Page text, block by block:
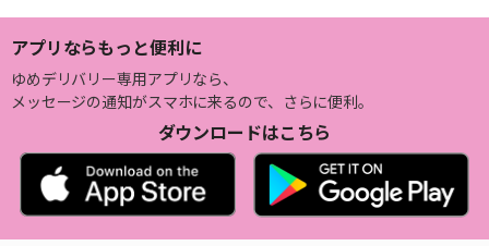
アプリならもっと便利に
ゆめデリバリー専用アプリなら、
メッセージの通知がスマホに来るので、さらに便利。
ダウンロードはこちら